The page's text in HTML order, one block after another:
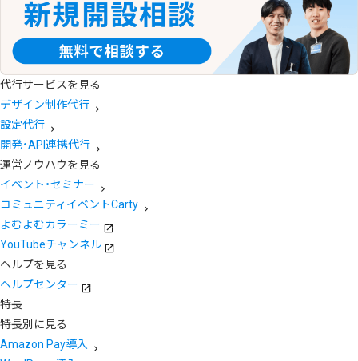
代行サービスを見る
デザイン制作代行
設定代行
開発・API連携代行
運営ノウハウを見る
イベント・セミナー
コミュニティイベントCarty
よむよむカラーミー
YouTubeチャンネル
ヘルプを見る
ヘルプセンター
特長
特長別に見る
Amazon Pay導入